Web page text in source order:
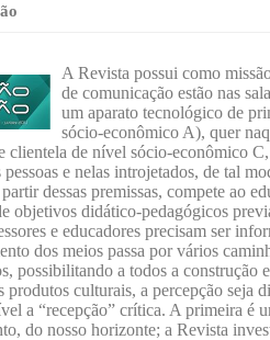
A Revista possui como
de comunicação estão nas
um aparato tecnológico de
sócio-econômico A), quer
clientela de nível sócio-econômico
e nelas introjetados, de tal
dessas premissas, compete ao
objetivos didático-pedagógicos
e educadores precisam ser
dos meios passa por vários
possibilitando a todos a construção
produtos culturais, a percepção seja
a “recepção” crítica. A primeira é
do nosso horizonte; a Revista